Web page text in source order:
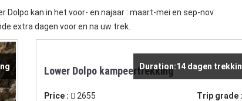
Dolpo kan in het voor- en najaar : maart-mei en sep-nov.
extra dagen voor en na uw trek.
Duration:14 dagen
Lower Dolpo kampeertrekking
Price : 2655 Trip grade :